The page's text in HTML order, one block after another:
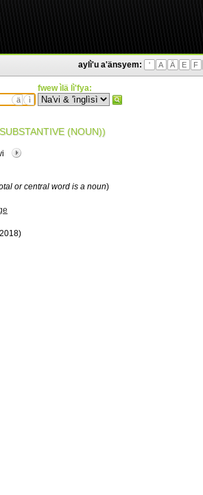
aylì'u a'änsyem: ' A Ä E F
ä ì
fwew ìlä lì'fya:
(NOUN))
or central word is a noun)